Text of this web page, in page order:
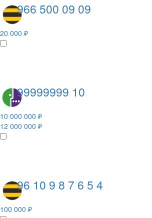
966 500 09 09
20 000 ₽
99999999 10
10 000 000 ₽
12 000 000 ₽
96 10 9 8 7 6 5 4
100 000 ₽